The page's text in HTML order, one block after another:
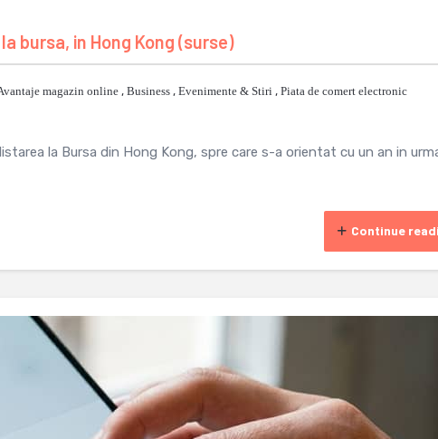
bursa, in Hong Kong (surse)
magazin online , Business , Evenimente & Stiri , Piata de comert electronic
la Bursa din Hong Kong, spre care s-a orientat cu un an in
Continue